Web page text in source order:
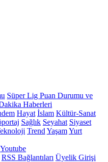
Süper Lig Puan Durumu ve
Haberleri
Hayat İslam Kültür-Sanat
Sağlık Seyahat Siyaset
Trend YaşamYurt
Youtube
RSS Bağlantıları Üyelik Girişi